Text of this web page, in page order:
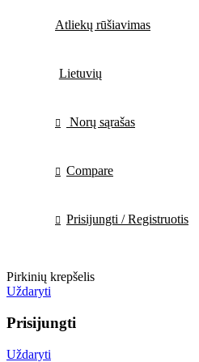
Atliekų rūšiavimas
Lietuvių
Norų sąrašas
Compare
Prisijungti / Registruotis
Pirkinių krepšelis
Uždaryti
Prisijungti
Uždaryti